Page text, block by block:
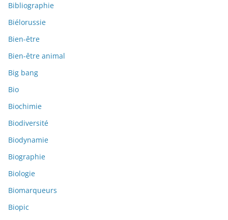
Bibliographie
Biélorussie
Bien-être
Bien-être animal
Big bang
Bio
Biochimie
Biodiversité
Biodynamie
Biographie
Biologie
Biomarqueurs
Biopic